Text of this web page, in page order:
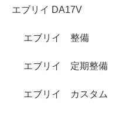
エブリイ DA17V
エブリイ 整備
エブリイ 定期整備
エブリイ カスタム